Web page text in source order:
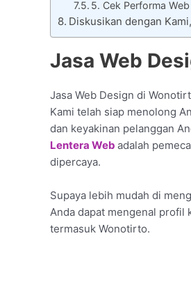
5. Cek Performa Web
Diskusikan dengan
Jasa Web
Jasa Web Design di
Kami telah siap menolong
dan keyakinan pelanggan
Lentera Web adalah
dipercaya.
Supaya lebih mudah di
Anda dapat mengenal profil
termasuk Wonotirto.